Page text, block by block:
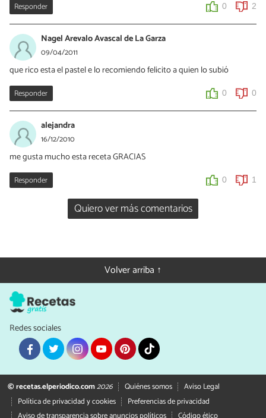
Responder 0 2
Nagel Arevalo Avascal de La Garza
09/04/2011
que rico esta el pastel e lo recomiendo felicito a quien lo subió
Responder 0 0
alejandra
16/12/2010
me gusta mucho esta receta GRACIAS
Responder 0 1
Quiero ver más comentarios
Volver arriba ↑
Redes sociales
© recetas.elperiodico.com2026 Quiénes somos
Aviso Legal
Política de privacidad y cookies
Preferencias de privacidad